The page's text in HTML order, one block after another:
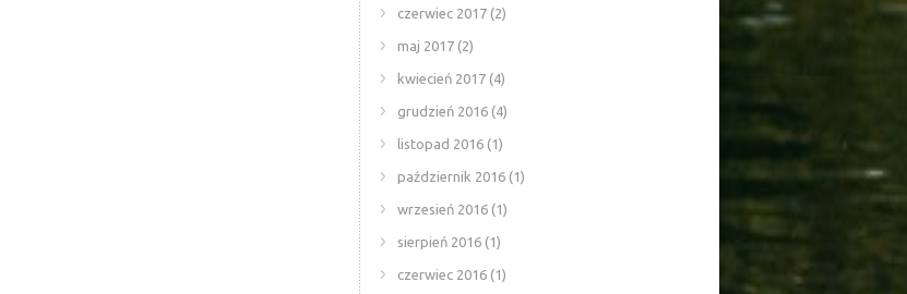
czerwiec 2017 (2)
maj 2017 (2)
kwiecień 2017 (4)
grudzień 2016 (4)
listopad 2016 (1)
październik 2016 (1)
wrzesień 2016 (1)
sierpień 2016 (1)
czerwiec 2016 (1)